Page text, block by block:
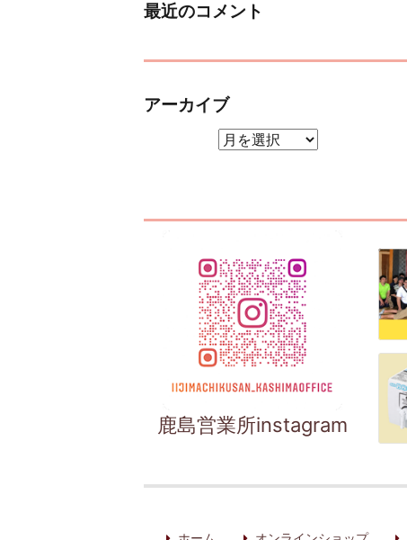
最近のコメント
アーカイブ
鹿島営業所instagram